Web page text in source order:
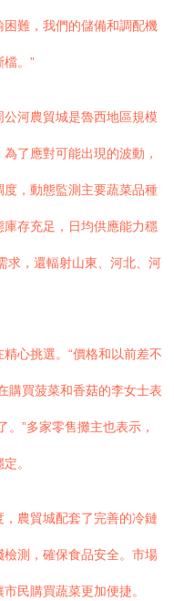
難，我們的儲備和調配機
。”
河農貿城是魯西地區規模
了應對可能出現的波動，
，動態監測主要蔬菜品種
存充足，日均供應能力穩
求，還輻射山東、河北、河
心挑選。“價格和以前差不
購買菠菜和香菇的李女士表
”多家零售攤主也表示，
。
農貿城配套了完善的冷鏈
測，確保食品安全。市場
民購買蔬菜更加便捷。